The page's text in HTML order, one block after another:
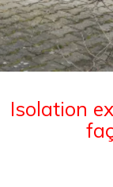
Isolation